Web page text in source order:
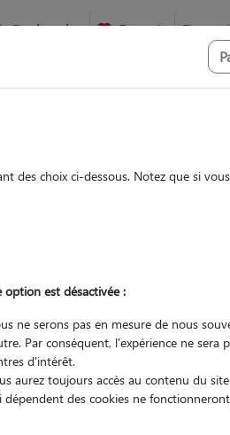
Recherche Favoris
des choix ci-dessous. Notez que si
option est désactivée :
ne serons pas en mesure de nous
Par conséquent, l'expérience ne sera
d'intérêt.
aurez toujours accès au contenu du
dépendent des cookies ne